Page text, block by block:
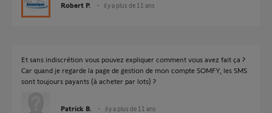
Robert P. il y a plus de 11 ans
Et sans indiscrétion vous pouvez expliquer comment vous avez fait ça ?
Car quand je regarde la page de gestion de mon compte SOMFY, les SMS
sont toujours payants (à acheter par lots) ?
Patrick B. il y a plus de 11 ans